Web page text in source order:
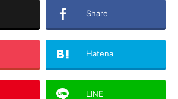
Share
Hatena
LINE